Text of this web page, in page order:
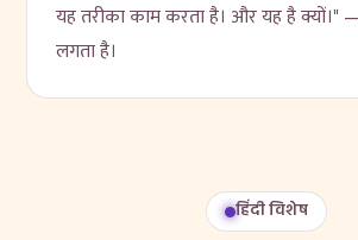
यह तरीका काम करता है। और यह है क्यों।"
लगता है।
हिंदी विशेष